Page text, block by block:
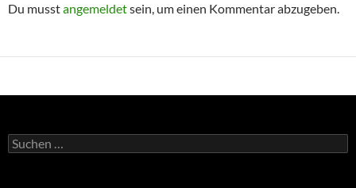
Du musstangemeldetsein, um einen Kommentar abzugeben.
Suchen
nach: